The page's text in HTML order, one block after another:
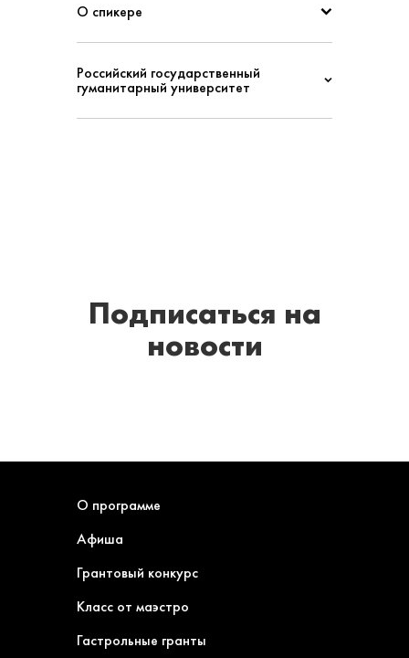
О спикере
Российский государственный
гуманитарный университет
Подписаться на
новости
О программе
Афиша
Грантовый конкурс
Класс от маэстро
Гастрольные гранты